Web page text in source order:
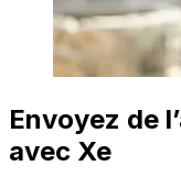
Envoyez de
avec Xe